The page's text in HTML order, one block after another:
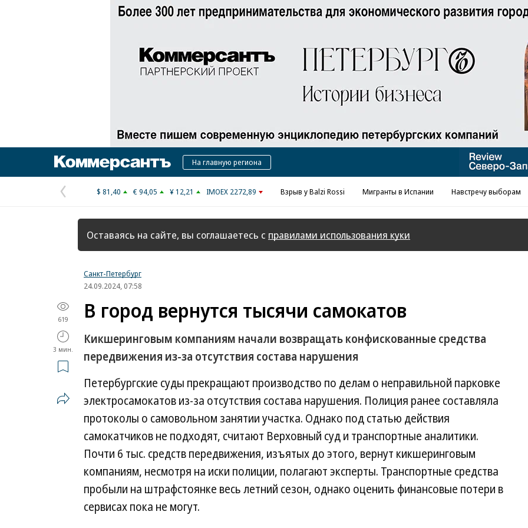
Реклама в «Ъ» www.kommersant.ru/ad
КоммерсантъНа главную региона
Предыдущая
страница
$ 81,40 € 94,05 ¥ 12,21 IMOEX 2272,89 Взрыв у Balzi Rossi Мигранты в Испании Навстречу выборам
Оставаясь на сайте, вы соглашаетесь с правилами использования куки
Санкт-Петербург
24.09.2024, 07:58
619
3 мин.
В город вернутся тысячи самокатов
Кикшеринговым компаниям начали возвращать конфискованные средства
передвижения из-за отсутствия состава нарушения
Петербургские суды прекращают производство по делам о неправильной парковке
электросамокатов из-за отсутствия состава нарушения. Полиция ранее составляла
протоколы о самовольном занятии участка. Однако под статью действия
самокатчиков не подходят, считают Верховный суд и транспортные аналитики.
Почти 6 тыс. средств передвижения, изъятых до этого, вернут кикшеринговым
компаниям, несмотря на иски полиции, полагают эксперты. Транспортные средства
пробыли на штрафстоянке весь летний сезон, однако оценить финансовые потери в
сервисах пока не могут.